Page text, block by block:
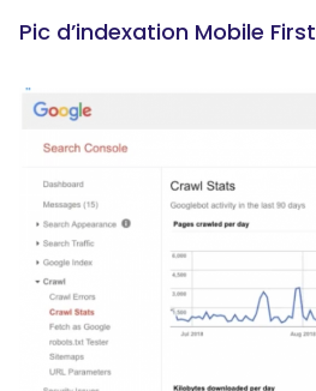
Pic d’indexation Mobile First